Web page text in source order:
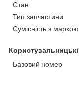
Стан
Тип запчастини
Сумісність з маркою
Базовий номер